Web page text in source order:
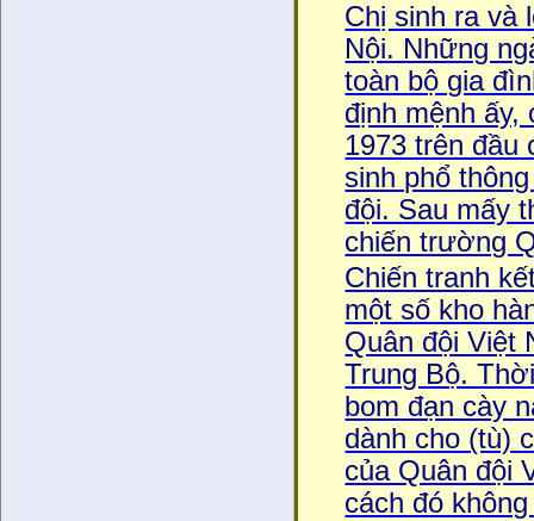
Chị sinh ra và
Nội. Những
toàn bộ gia
định mệnh
1973 trên đầu
sinh phổ
đội. Sau mấy
chiến trường
Chiến tranh
một số kho
Quân đội Việt
Trung Bộ.
bom đạn cày
dành cho (tù)
của Quân đội
cách đó